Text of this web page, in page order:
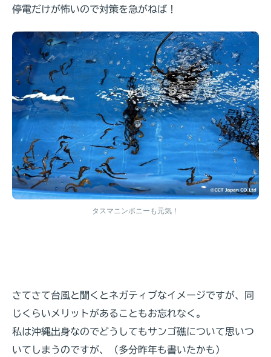
停電だけが怖いので対策を急がねば！
タスマニンポニーも元気！
さてさて台風と聞くとネガティブなイメージですが、同
じくらいメリットがあることもお忘れなく。
私は沖縄出身なのでどうしてもサンゴ礁について思いつ
いてしまうのですが、（多分昨年も書いたかも）